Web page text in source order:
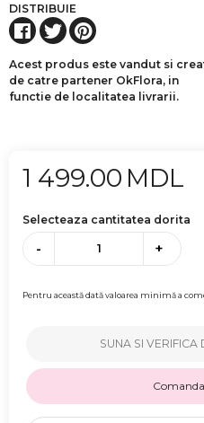
DISTRIBUIE
Acest produs este vandut si
de catre partener OkFlora, in
functie de localitatea livrarii.
1 499.00 MDL
Selecteaza cantitatea dorita
- +
Pentru această dată valoarea minimă a
SUNA SI VERIFICA